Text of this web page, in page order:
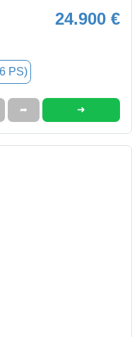
24.900 €
PS)
➦ ➜